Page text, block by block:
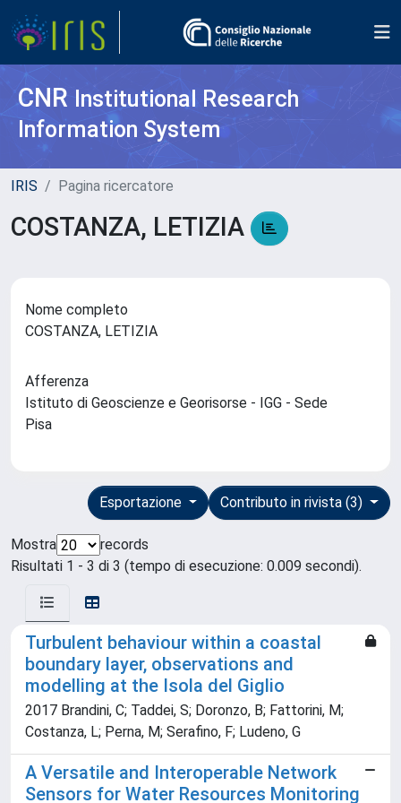
CNR Institutional Research
Information System
IRIS Pagina ricercatore
COSTANZA, LETIZIA
Nome completo
COSTANZA, LETIZIA
Afferenza
Istituto di Geoscienze e Georisorse - IGG - Sede
Pisa
Contributo in rivista (3)
Esportazione
Mostra
records
Risultati 1 - 3 di 3 (tempo di esecuzione: 0.009 secondi).
Turbulent behaviour within a coastal
boundary layer, observations and
modelling at the Isola del Giglio
2017 Brandini, C; Taddei, S; Doronzo, B; Fattorini, M;
Costanza, L; Perna, M; Serafino, F; Ludeno, G
A Versatile and Interoperable Network
Sensors for Water Resources Monitoring